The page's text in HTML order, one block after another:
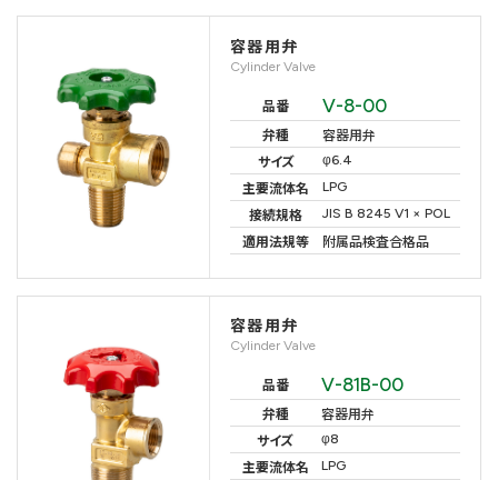
容器用弁
Cylinder Valve
品番 V-8-00
弁種
容器用弁
サイズ
φ6.4
主要流体名
LPG
接続規格
JIS B 8245 V1 × POL
適用法規等
附属品検査合格品
容器用弁
Cylinder Valve
品番 V-81B-00
弁種
容器用弁
サイズ
φ8
主要流体名
LPG